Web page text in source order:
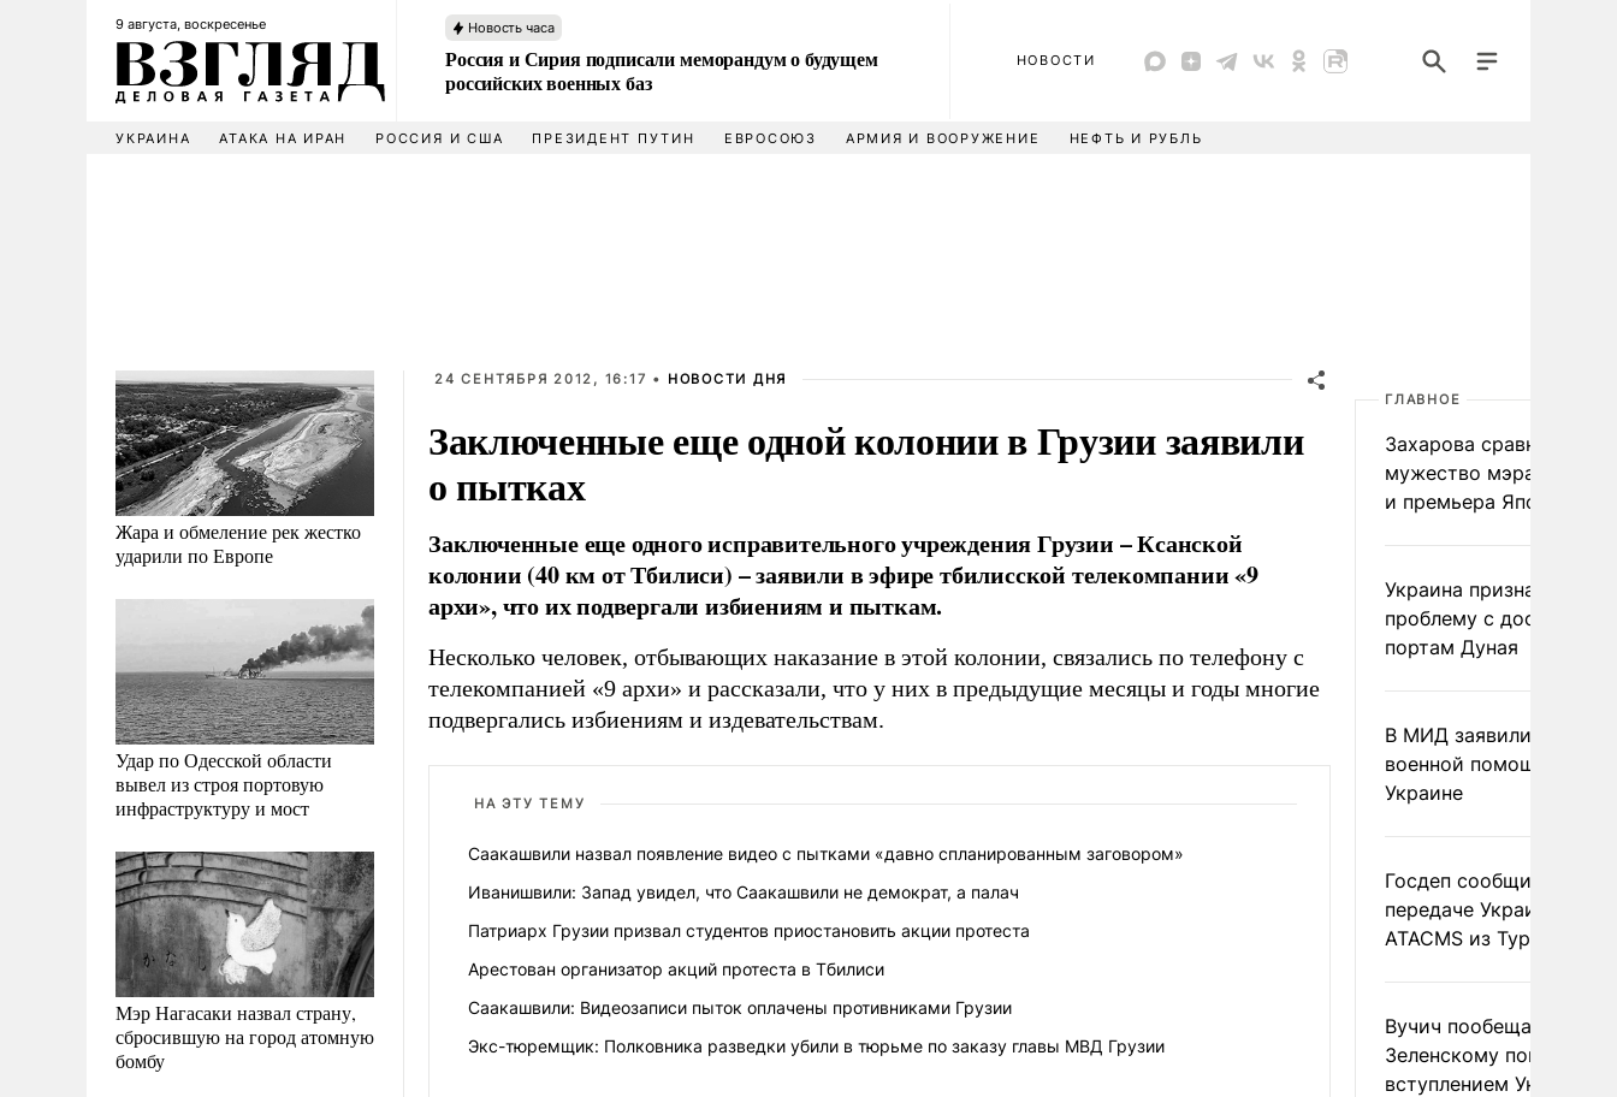
9 августа, воскресенье Новость часа
Россия и Сирия подписали меморандум о будущем
российских военных баз
НОВОСТИ
УКРАИНА АТАКА НА ИРАН РОССИЯ И США ПРЕЗИДЕНТ ПУТИН ЕВРОСОЮЗ АРМИЯ И ВООРУЖЕНИЕ НЕФТЬ И РУБЛЬ
Жара и обмеление рек жестко
ударили по Европе
Удар по Одесской области
вывел из строя портовую
инфраструктуру и мост
Мэр Нагасаки назвал страну,
сбросившую на город атомную
бомбу
24 СЕНТЯБРЯ 2012, 16:17 • НОВОСТИ ДНЯ
Заключенные еще одной колонии в Грузии заявили
о пытках
Заключенные еще одного исправительного учреждения Грузии – Ксанской
колонии (40 км от Тбилиси) – заявили в эфире тбилисской телекомпании «9
архи», что их подвергали избиениям и пыткам.
Несколько человек, отбывающих наказание в этой колонии, связались по телефону с
телекомпанией «9 архи» и рассказали, что у них в предыдущие месяцы и годы многие
подвергались избиениям и издевательствам.
НА ЭТУ ТЕМУ
Саакашвили назвал появление видео с пытками «давно спланированным заговором»
Иванишвили: Запад увидел, что Саакашвили не демократ, а палач
Патриарх Грузии призвал студентов приостановить акции протеста
Арестован организатор акций протеста в Тбилиси
Саакашвили: Видеозаписи пыток оплачены противниками Грузии
Экс-тюремщик: Полковника разведки убили в тюрьме по заказу главы МВД Грузии
ГЛАВНОЕ
Захарова сравнила
мужество мэра
и премьера Японии
Украина признала
проблему с доступом к
портам Дуная
В МИД заявили о
военной помощи
Украине
Госдеп сообщил о
передаче Украине
ATACMS из Турции
Вучич пообещал
Зеленскому помочь со
вступлением Украины в